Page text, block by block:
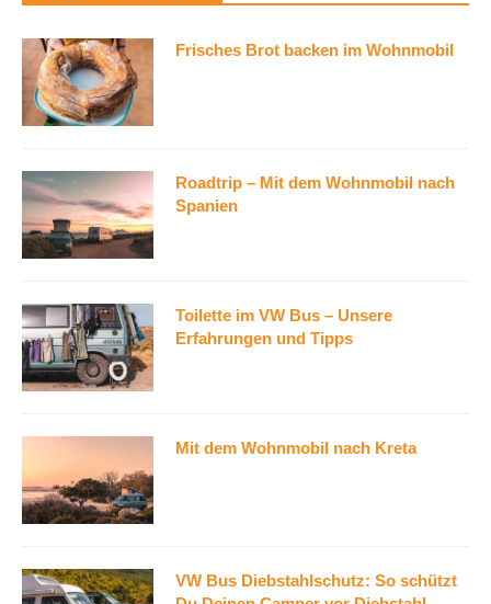
Frisches Brot backen im Wohnmobil
Roadtrip – Mit dem Wohnmobil nach
Spanien
Toilette im VW Bus – Unsere
Erfahrungen und Tipps
Mit dem Wohnmobil nach Kreta
VW Bus Diebstahlschutz: So schützt